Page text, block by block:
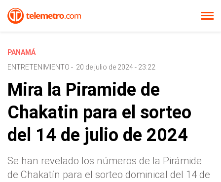
PANAMÁ
ENTRETENIMIENTO - 20 de julio de 2024 - 23:22
Mira la Piramide de
Chakatin para el sorteo
del 14 de julio de 2024
Se han revelado los números de la Pirámide
de Chakatín para el sorteo dominical del 14 de